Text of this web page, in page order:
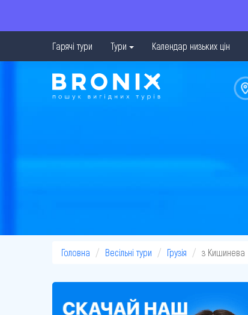
Гарячі тури Тури Календар низьких цін
Головна Весільні тури Грузія з Кишинева